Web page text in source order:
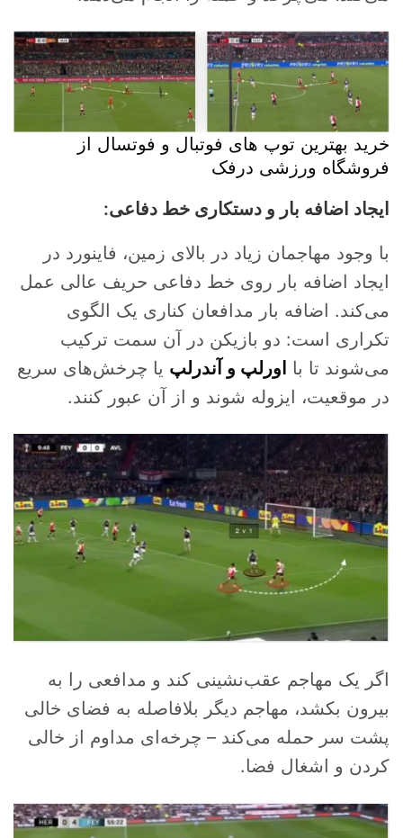
خرید بهترین توپ های فوتبال و فوتسال از
فروشگاه ورزشی درفک
ایجاد اضافه بار و دستکاری خط دفاعی:
با وجود مهاجمان زیاد در بالای زمین، فاینورد در
ایجاد اضافه بار روی خط دفاعی حریف عالی عمل
می‌کند. اضافه بار مدافعان کناری یک الگوی
تکراری است: دو بازیکن در آن سمت ترکیب
می‌شوند تا با
اورلپ و آندرلپ یا چرخش‌های سریع
در موقعیت، ایزوله شوند و از آن عبور کنند.
اگر یک مهاجم عقب‌نشینی کند و مدافعی را به
بیرون بکشد، مهاجم دیگر بلافاصله به فضای خالی
پشت سر حمله می‌کند – چرخه‌ای مداوم از خالی
کردن و اشغال فضا.